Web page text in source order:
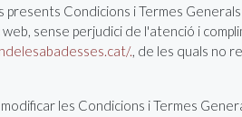
Condicions i Termes
sense perjudici de l'atenció i
., de les quals no
les Condicions i Termes